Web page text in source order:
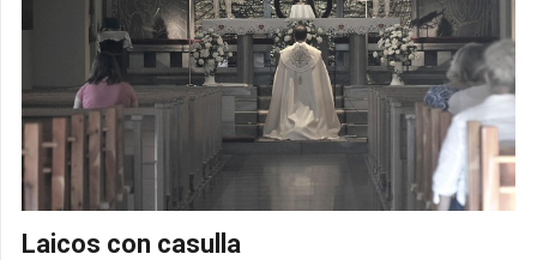
Laicos con casulla